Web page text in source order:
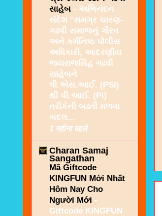
સાહેબ - અભિનંદન
સંદેશ "સમગ્ર ચારણ-
ગઢવી સમાજનું ગૌરવ
અને કર્મનિષ્ઠ પોલીસ
અધિકારી, આદરણીય
જયરાજસિંહ ગઢવી
સાહેબને
પી.એસ.આઈ. (PSI)
થી પી.આઈ. (PI)
તરીકેની બઢતી મળવા
બદલ...
1 महीना पहले
Charan Samaj
Sangathan
Mã Giftcode
KINGFUN Mới Nhất
Hôm Nay Cho
Người Mới -
Giftcode KINGFUN